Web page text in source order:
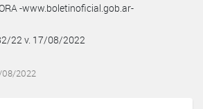
-www.boletinoficial.gob.ar-
22 v. 17/08/2022
08/2022